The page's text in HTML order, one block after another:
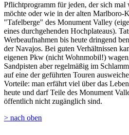
Pflichtprogramm für jeden, der sich mal
möchte oder wie in der alten Marlboro-
"Tafelberge" des Monument Valley
eines durchgehenden Hochplateaus).
Werbeaufnahmen bis heute dringend
der Navajos. Bei guten Verhältnissen
eigenen Pkw (nicht Wohnmobil!)
Sandpisten aber regelmäßig im
auf eine der geführten Touren
Vorteile: man erfährt viel über das
heute und darf Teile des Monument
öffentlich nicht zugänglich sind.
> nach oben